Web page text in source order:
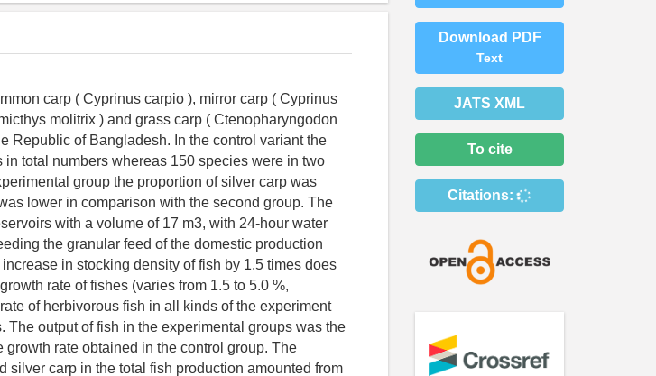
carp ( Cyprinus carpio ), mirror carp ( Cyprinus
molitrix ) and grass carp ( Ctenopharyngodon
Republic of Bangladesh. In the control variant the
total numbers whereas 150 species were in two
group the proportion of silver carp was
lower in comparison with the second group. The
with a volume of 17 m3, with 24-hour water
the granular feed of the domestic production
in stocking density of fish by 1.5 times does
rate of fishes (varies from 1.5 to 5.0 %,
of herbivorous fish in all kinds of the experiment
The output of fish in the experimental groups was the
rate obtained in the control group. The
silver carp in the total fish production amounted from
Download PDF
Text
JATS XML
To cite
Citations: